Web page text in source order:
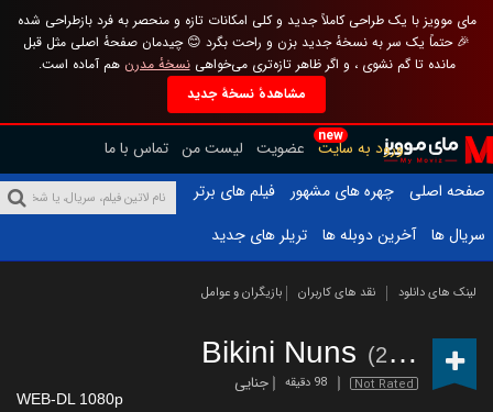
مای موویز با یک طراحی کاملاً جدید و کلی امکانات تازه و منحصر به فرد بازطراحی شده
🎉 حتماً یک سر به نسخهٔ جدید بزن و راحت بگرد 😊 چیدمان صفحهٔ اصلی مثل قبل
مانده تا گم نشوی ، و اگر ظاهر تازه‌تری می‌خواهینسخهٔ مدرن هم آماده است.
مشاهدهٔ نسخهٔ جدید
new
ورود به سایت عضویت لیست من تماس با ما
صفحه اصلی
چهره های مشهور
فیلم های برتر
سریال ها
آخرین دوبله ها تریلر های جدید
لینک های دانلود نقد های کاربران بازیگران و عوامل
Bikini Nuns (2025)
Not Rated 98 دقیقه جنایی
WEB-DL 1080p